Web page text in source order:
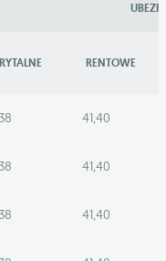
RENTOWE
41,40
41,40
41,40